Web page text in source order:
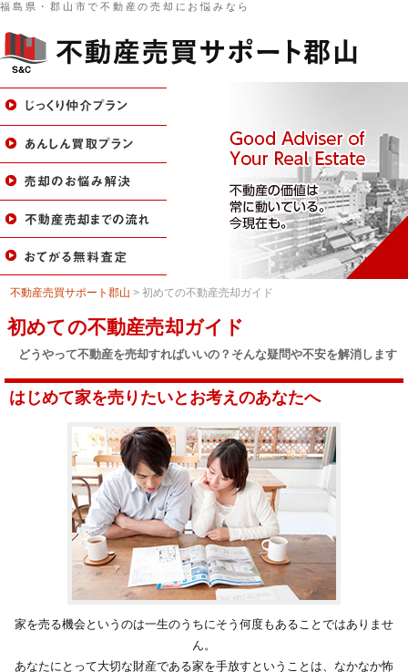
福島県・郡山市で不動産の売却にお悩みなら
不動産売買サポート郡山 > 初めての不動産売却ガイド
初めての不動産売却ガイド
どうやって不動産を売却すればいいの？そんな疑問や不安を解消します
はじめて家を売りたいとお考えのあなたへ
家を売る機会というのは一生のうちにそう何度もあることではありませ
ん。
あなたにとって大切な財産である家を手放すということは、なかなか怖